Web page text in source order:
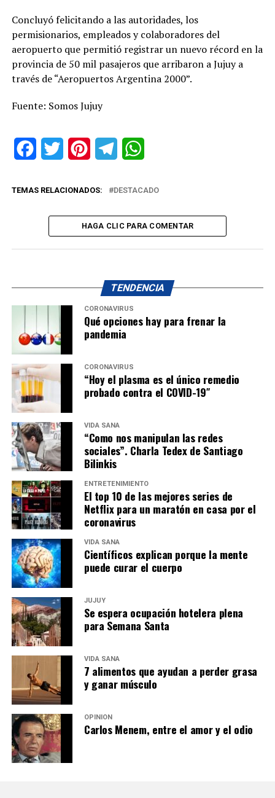
Concluyó felicitando a las autoridades, los
permisionarios, empleados y colaboradores del
aeropuerto que permitió registrar un nuevo récord en la
provincia de 50 mil pasajeros que arribaron a Jujuy a
través de “Aeropuertos Argentina 2000”.
Fuente: Somos Jujuy
FacebookTwitter PinterestTelegram
TEMAS RELACIONADOS: DESTACADO
HAGA CLIC PARA COMENTAR
TENDENCIA
CORONAVIRUS
Qué opciones hay para frenar la
pandemia
CORONAVIRUS
“Hoy el plasma es el único remedio
probado contra el COVID-19″
VIDA SANA
“Como nos manipulan las redes
sociales”. Charla Tedex de Santiago
Bilinkis
ENTRETENIMIENTO
El top 10 de las mejores series de
Netflix para un maratón en casa por el
coronavirus
VIDA SANA
Científicos explican porque la mente
puede curar el cuerpo
JUJUY
Se espera ocupación hotelera plena
para Semana Santa
VIDA SANA
7 alimentos que ayudan a perder grasa
y ganar músculo
OPINIÓN
Carlos Menem, entre el amor y el odio